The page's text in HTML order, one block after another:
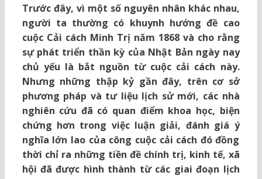
Trước đây, vì một số nguyên nhân khác nhau,
người ta thường có khuynh hướng đề cao
cuộc Cải cách Minh Trị năm 1868 và cho rằng
sự phát triển thần kỳ của Nhật Bản ngày nay
chủ yếu là bắt nguồn từ cuộc cải cách này.
Nhưng những thập kỷ gần đây, trên cơ sở
phương pháp và tư liệu lịch sử mới, các nhà
nghiên cứu đã có quan điểm khoa học, biện
chứng hơn trong việc luận giải, đánh giá ý
nghĩa lớn lao của công cuộc cải cách đó đồng
thời chỉ ra những tiền đề chính trị, kinh tế, xã
hội đã được hình thành từ các giai đoạn lịch